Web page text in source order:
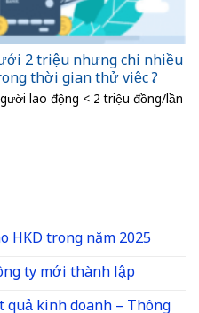
2 triệu nhưng chi nhiều
thời gian thử việc ?
lao động < 2 triệu đồng/lần
HKD trong năm 2025
ty mới thành lập